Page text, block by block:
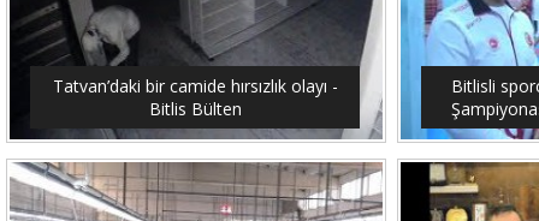
Tatvan’daki bir camide hırsızlık olayı -
Bitlis Bülten
Bitlisli